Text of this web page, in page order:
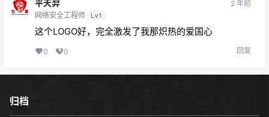
平天羿
网络安全工程师 Lv1
2 年前
这个LOGO好，完全激发了我那炽热的爱国心
0 0 回复
归档